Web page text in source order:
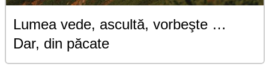
Lumea vede, ascultă, vorbeşte …
Dar, din păcate